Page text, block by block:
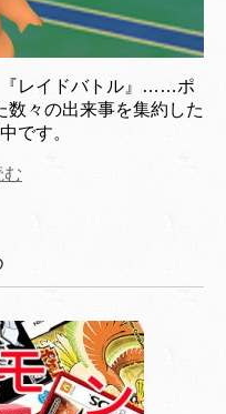
『レイドバトル』……ポ
数々の出来事を集約した
です。
む